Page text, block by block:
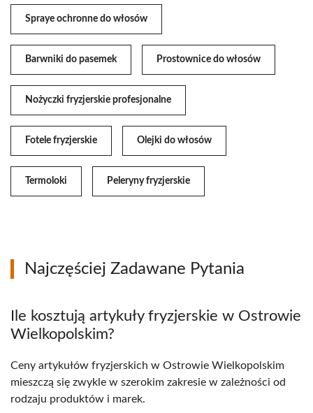
Spraye ochronne do włosów
Barwniki do pasemek Prostownice do włosów
Nożyczki fryzjerskie profesjonalne
Fotele fryzjerskie Olejki do włosów
Termoloki Peleryny fryzjerskie
Najczęściej Zadawane Pytania
Ile kosztują artykuły fryzjerskie w Ostrowie
Wielkopolskim?
Ceny artykułów fryzjerskich w Ostrowie Wielkopolskim
mieszczą się zwykle w szerokim zakresie w zależności od
rodzaju produktów i marek.